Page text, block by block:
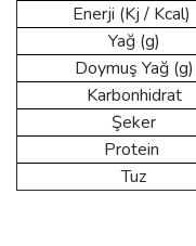
Enerji (Kj / Kcal)
Yağ (g)
Doymuş Yağ (g)
Karbonhidrat
Şeker
Protein
Tuz